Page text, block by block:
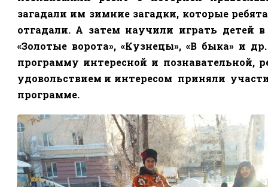
загадали им зимние загадки, которые
отгадали. А затем научили играть детей
«Золотые ворота», «Кузнецы», «В быка» и
программу интересной и познавательной,
удовольствием и интересом приняли
программе.